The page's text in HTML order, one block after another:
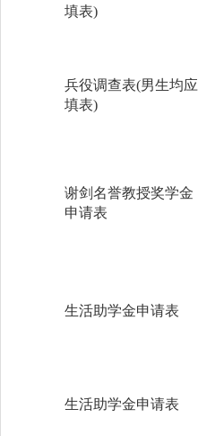
填表)
兵役调查表(男生均应
填表)
谢剑名誉教授奖学金
申请表
生活助学金申请表
生活助学金申请表